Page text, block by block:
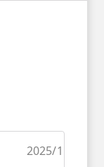
2025/11